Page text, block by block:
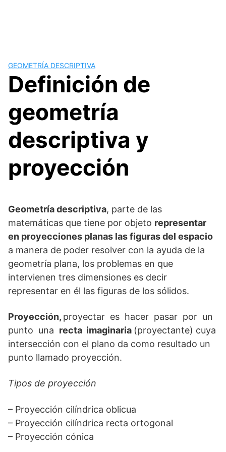
GEOMETRÍA DESCRIPTIVA
Definición de
geometría
descriptiva y
proyección
Geometría descriptiva, parte de las
matemáticas que tiene por objeto representar
en proyecciones planas las figuras del espacio
a manera de poder resolver con la ayuda de la
geometría plana, los problemas en que
intervienen tres dimensiones es decir
representar en él las figuras de los sólidos.
Proyección, proyectar es hacer pasar por un
punto una recta imaginaria (proyectante) cuya
intersección con el plano da como resultado un
punto llamado proyección.
Tipos de proyección
– Proyección cilíndrica oblicua
– Proyección cilíndrica recta ortogonal
– Proyección cónica